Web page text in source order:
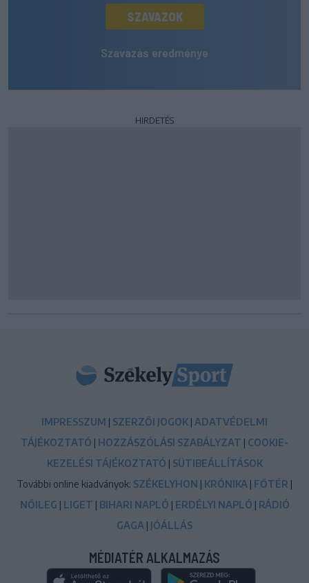
SZAVAZOK
Szavazás eredménye
HIRDETÉS
IMPRESSZUM | SZERZŐI JOGOK | ADATVÉDELMI
TÁJÉKOZTATÓ | HOZZÁSZÓLÁSI SZABÁLYZAT | COOKIE-
KEZELÉSI TÁJÉKOZTATÓ | SÜTIBEÁLLÍTÁSOK
További online kiadványok: SZÉKELYHON | KRÓNIKA | FŐTÉR |
NŐILEG | LIGET | BIHARI NAPLÓ | ERDÉLYI NAPLÓ | RÁDIÓ
GAGA | JÓÁLLÁS
MÉDIATÉR ALKALMAZÁS